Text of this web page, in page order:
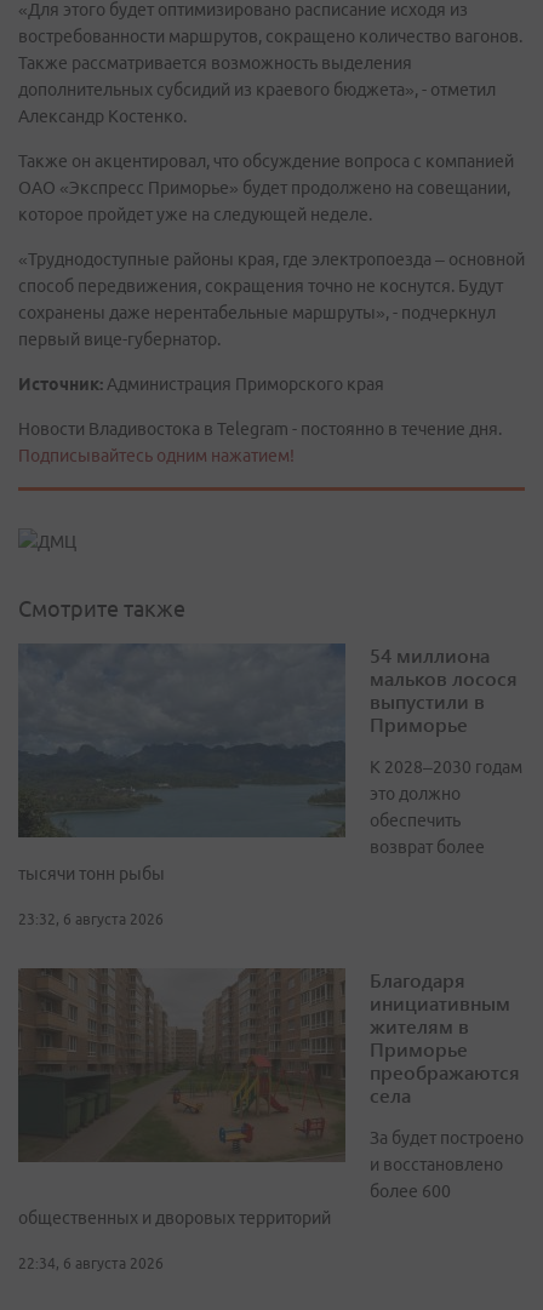
«Для этого будет оптимизировано расписание исходя из
востребованности маршрутов, сокращено количество вагонов.
Также рассматривается возможность выделения
дополнительных субсидий из краевого бюджета», - отметил
Александр Костенко.
Также он акцентировал, что обсуждение вопроса с компанией
ОАО «Экспресс Приморье» будет продолжено на совещании,
которое пройдет уже на следующей неделе.
«Труднодоступные районы края, где электропоезда – основной
способ передвижения, сокращения точно не коснутся. Будут
сохранены даже нерентабельные маршруты», - подчеркнул
первый вице-губернатор.
Источник: Администрация Приморского края
Новости Владивостока в Telegram - постоянно в течение дня.
Подписывайтесь одним нажатием!
Смотрите также
54 миллиона
мальков лосося
выпустили в
Приморье
К 2028–2030 годам
это должно
обеспечить
возврат более
тысячи тонн рыбы
23:32, 6 августа 2026
Благодаря
инициативным
жителям в
Приморье
преображаются
села
За будет построено
и восстановлено
более 600
общественных и дворовых территорий
22:34, 6 августа 2026